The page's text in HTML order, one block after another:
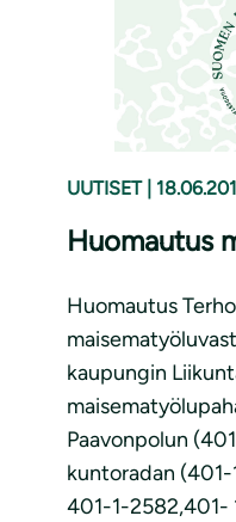
UUTISET
Huomautus
Huomautus
kaupungin
Paavonpolun
kuntoradan
401-1-2582,401-